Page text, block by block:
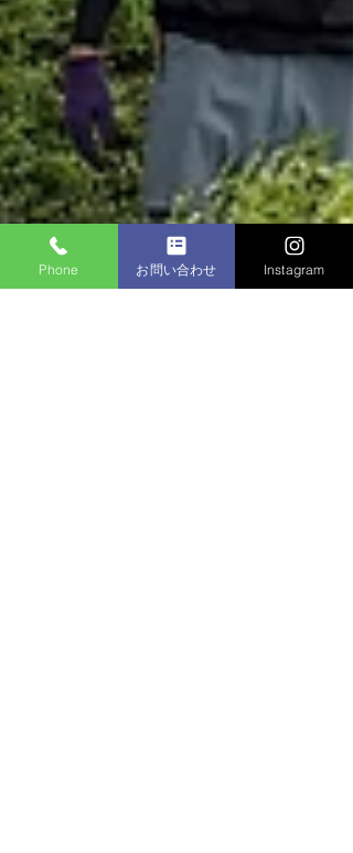
Phone お問い合わせ Instagram